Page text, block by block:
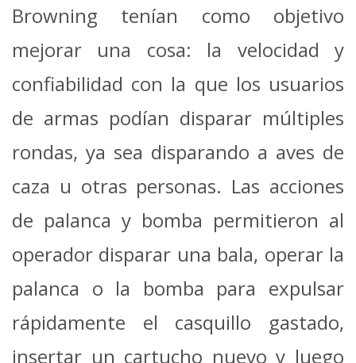
Browning tenían como objetivo
mejorar una cosa: la velocidad y
confiabilidad con la que los usuarios
de armas podían disparar múltiples
rondas, ya sea disparando a aves de
caza u otras personas. Las acciones
de palanca y bomba permitieron al
operador disparar una bala, operar la
palanca o la bomba para expulsar
rápidamente el casquillo gastado,
insertar un cartucho nuevo y luego